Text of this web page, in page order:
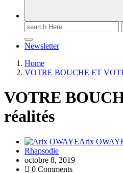
Newsletter
Home
VOTRE BOUCHE ET
VOTRE
réalités
Arix
Rhapsodie
octobre 8, 2019
0 Comments